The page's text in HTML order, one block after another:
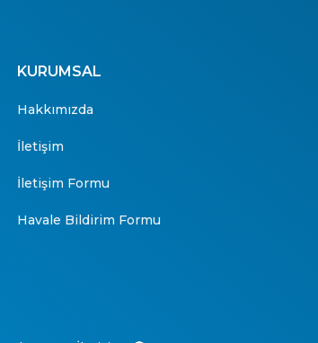
KURUMSAL
Hakkımızda
İletişim
İletişim Formu
Havale Bildirim Formu